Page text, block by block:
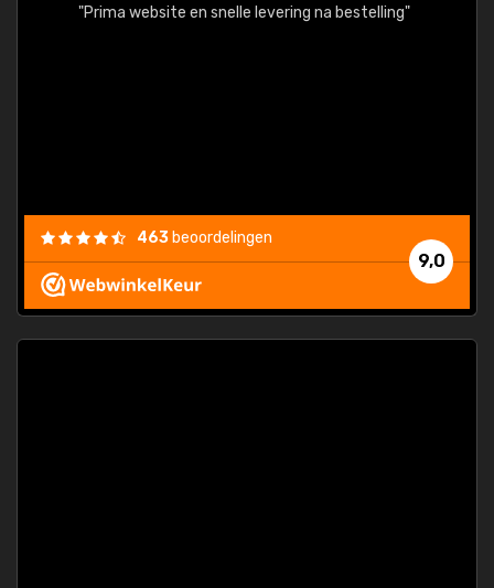
"Prima website en snelle levering na bestelling"
9,0
463 beoordelingen